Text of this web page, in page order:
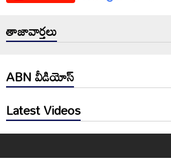
తాజావార్తలు
ABN వీడియోస్
Latest Videos